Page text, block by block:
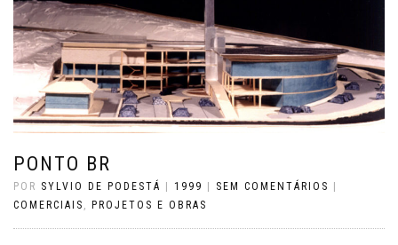
PONTO BR
POR SYLVIO DE PODESTÁ | 1999 | SEM COMENTÁRIOS |
COMERCIAIS
PROJETOS E OBRAS